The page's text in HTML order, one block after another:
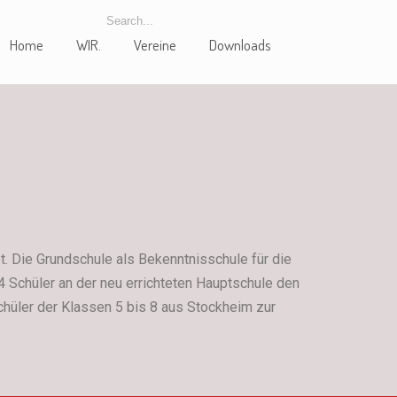
Home WIR. Vereine Downloads
Die Grundschule als Bekenntnisschule für die
an der neu errichteten Hauptschule den
der Klassen 5 bis 8 aus Stockheim zur